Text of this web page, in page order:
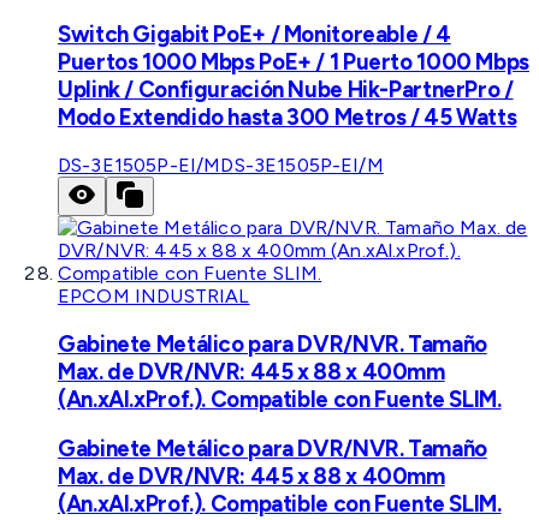
Switch Gigabit PoE+ / Monitoreable / 4
Puertos 1000 Mbps PoE+ / 1 Puerto 1000 Mbps
Uplink / Configuración Nube Hik-PartnerPro /
Modo Extendido hasta 300 Metros / 45 Watts
DS-3E1505P-EI/MDS-3E1505P-EI/M
EPCOM INDUSTRIAL
Gabinete Metálico para DVR/NVR. Tamaño
Max. de DVR/NVR: 445 x 88 x 400mm
(An.xAl.xProf.). Compatible con Fuente SLIM.
Gabinete Metálico para DVR/NVR. Tamaño
Max. de DVR/NVR: 445 x 88 x 400mm
(An.xAl.xProf.). Compatible con Fuente SLIM.